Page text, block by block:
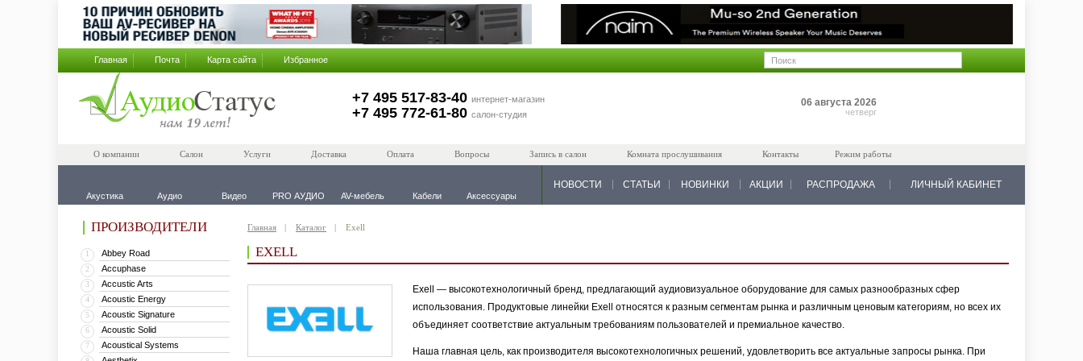
Главная Почта Карта сайта Избранное
+7 495 517-83-40 интернет-магазин
+7 495 772-61-80 салон-студия
06 августа 2026
четверг
О компании Салон Услуги Доставка Оплата Вопросы Запись в салон Комната прослушивания Контакты Режим работы
Акустика Аудио Видео PRO АУДИО AV-мебель Кабели Аксессуары
НОВОСТИ СТАТЬИ НОВИНКИ АКЦИИ РАСПРОДАЖА ЛИЧНЫЙ КАБИНЕТ
ПРОИЗВОДИТЕЛИ
1 Abbey Road
2 Accuphase
3 Accustic Arts
4 Acoustic Energy
5 Acoustic Signature
6 Acoustic Solid
7 Acoustical Systems
Главная Каталог Exell
EXELL
Exell — высокотехнологичный бренд, предлагающий аудиовизуальное оборудование для самых разнообразных сфер
использования. Продуктовые линейки Exell относятся к разным сегментам рынка и различным ценовым категориям, но всех их
объединяет соответствие актуальным требованиям пользователей и премиальное качество.
Наша главная цель, как производителя высокотехнологичных решений, удовлетворить все актуальные запросы рынка. При